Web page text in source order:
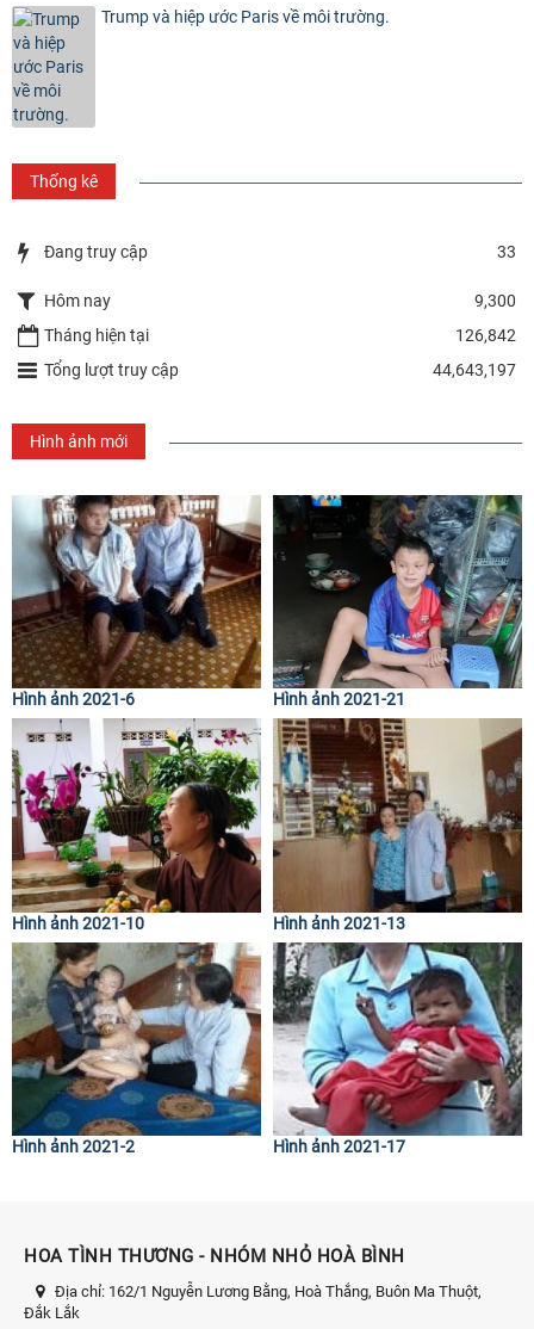
Trump và hiệp ước Paris về môi trường.
Thống kê
Đang truy cập 33
Hôm nay
9,300
Tháng hiện tại
126,842
Tổng lượt truy cập
44,643,197
Hình ảnh mới
Hình ảnh 2021-6 Hình ảnh 2021-21
Hình ảnh 2021-10 Hình ảnh 2021-13
Hình ảnh 2021-2 Hình ảnh 2021-17
HOA TÌNH THƯƠNG - NHÓM NHỎ HOÀ BÌNH
Địa chỉ: 162/1 Nguyễn Lương Bằng, Hoà Thắng, Buôn Ma Thuột,
Đắk Lắk